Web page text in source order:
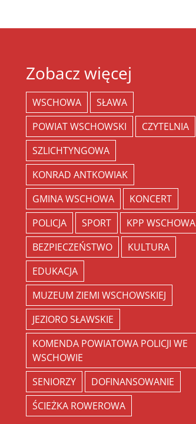
Zobacz więcej
WSCHOWA
SŁAWA
POWIAT WSCHOWSKI
CZYTELNIA
SZLICHTYNGOWA
KONRAD ANTKOWIAK
GMINA WSCHOWA
KONCERT
POLICJA
SPORT
KPP WSCHOWA
BEZPIECZEŃSTWO
KULTURA
EDUKACJA
MUZEUM ZIEMI WSCHOWSKIEJ
JEZIORO SŁAWSKIE
KOMENDA POWIATOWA POLICJI WE
WSCHOWIE
SENIORZY
DOFINANSOWANIE
ŚCIEŻKA ROWEROWA